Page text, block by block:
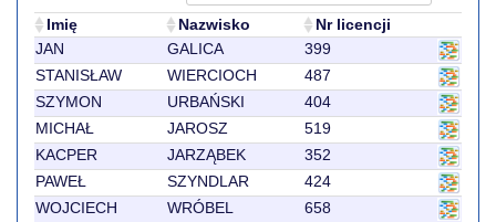
Imię
Nazwisko
Nr licencji
JAN
GALICA
399
STANISŁAW
WIERCIOCH
487
SZYMON
URBAŃSKI
404
MICHAŁ
JAROSZ
519
KACPER
JARZĄBEK
352
PAWEŁ
SZYNDLAR
424
WOJCIECH
WRÓBEL
658